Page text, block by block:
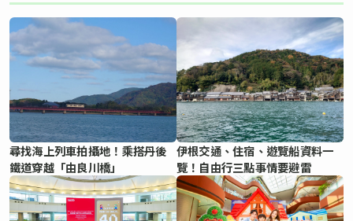
尋找海上列車拍攝地！乘搭丹後
鐵道穿越「由良川橋」
伊根交通、住宿、遊覽船資料一
覽！自由行三點事情要避雷